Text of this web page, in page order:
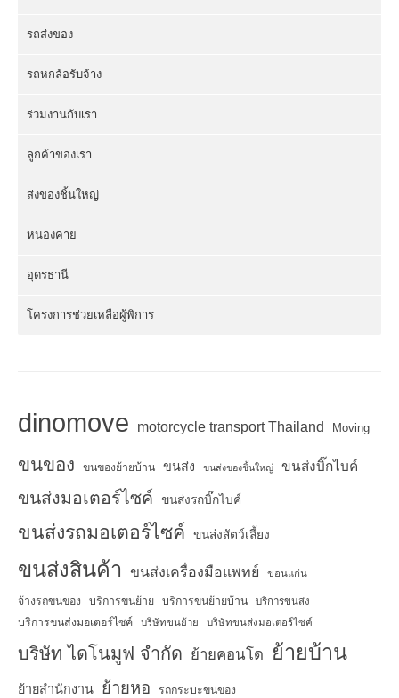
รถส่งของ
รถหกล้อรับจ้าง
ร่วมงานกับเรา
ลูกค้าของเรา
ส่งของชิ้นใหญ่
หนองคาย
อุดรธานี
โครงการช่วยเหลือผู้พิการ
dinomove motorcycle transport Thailand Moving
ขนของ ขนของย้ายบ้าน ขนส่ง ขนส่งของชิ้นใหญ่ ขนส่งบิ๊กไบค์
ขนส่งมอเตอร์ไซค์ ขนส่งรถบิ๊กไบค์
ขนส่งรถมอเตอร์ไซค์ ขนส่งสัตว์เลี้ยง
ขนส่งสินค้า ขนส่งเครื่องมือแพทย์ ขอนแก่น
จ้างรถขนของ บริการขนย้าย บริการขนย้ายบ้าน บริการขนส่ง
บริการขนส่งมอเตอร์ไซค์ บริษัทขนย้าย บริษัทขนส่งมอเตอร์ไซค์
บริษัท ไดโนมูฟ จำกัด ย้ายคอนโด ย้ายบ้าน
ย้ายสำนักงาน ย้ายหอ รถกระบะขนของ